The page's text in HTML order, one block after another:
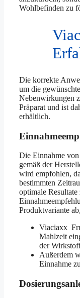
Wohlbefinden zu
Die korrekte
um die
Nebenwirkungen
Präparat und ist
erhältlich.
Die Einnahme
gemäß der
wird empfohlen,
bestimmten
optimale
Produktvariante
Viaciaxx
Mahlzeit
der
Außerdem
Einnahme